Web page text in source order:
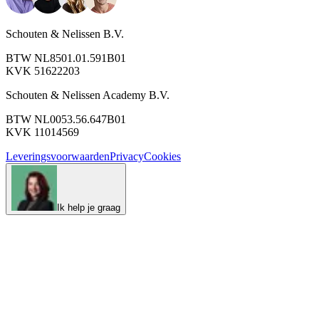
Schouten & Nelissen B.V.
BTW NL8501.01.591B01
KVK 51622203
Schouten & Nelissen Academy B.V.
BTW NL0053.56.647B01
KVK 11014569
LeveringsvoorwaardenPrivacyCookies
Ik help je graag